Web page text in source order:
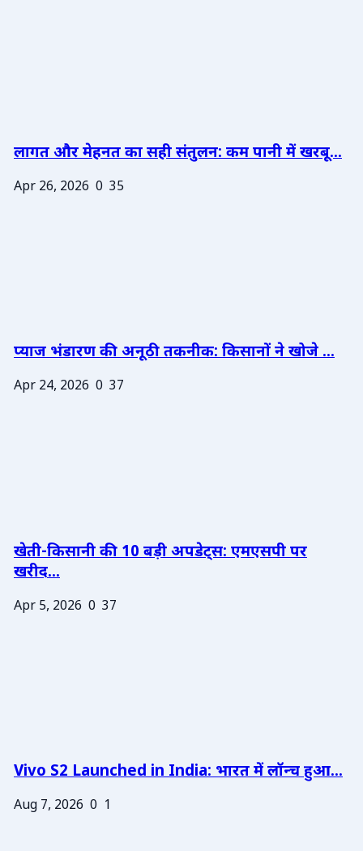
लागत और मेहनत का सही संतुलन: कम पानी में खरबू...
Apr 26, 2026 0 35
प्याज भंडारण की अनूठी तकनीक: किसानों ने खोजे ...
Apr 24, 2026 0 37
खेती-किसानी की 10 बड़ी अपडेट्स: एमएसपी पर
खरीद...
Apr 5, 2026 0 37
Vivo S2 Launched in India: भारत में लॉन्च हुआ...
Aug 7, 2026 0 1